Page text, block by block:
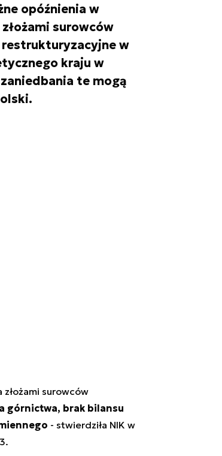
opóźnienia w
surowców
w
kraju w
te mogą
surowców
górnictwa, brak bilansu
- stwierdziła NIK w